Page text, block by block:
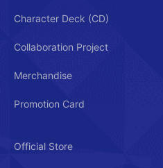
Character Deck (CD)
Collaboration Project
Merchandise
Promotion Card
Official Store